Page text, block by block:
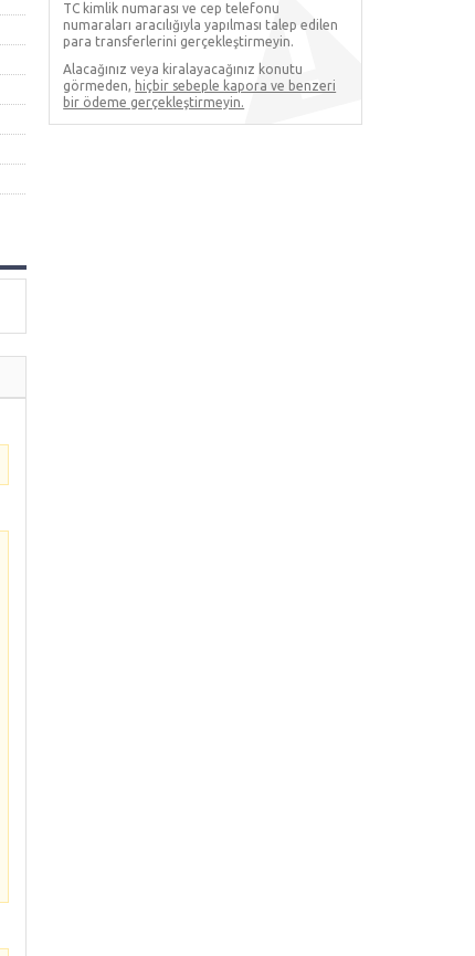
TC kimlik numarası ve cep telefonu
numaraları aracılığıyla yapılması talep edilen
para transferlerini gerçekleştirmeyin.
Alacağınız veya kiralayacağınız konutu
görmeden, hiçbir sebeple kapora ve benzeri
bir ödeme gerçekleştirmeyin.